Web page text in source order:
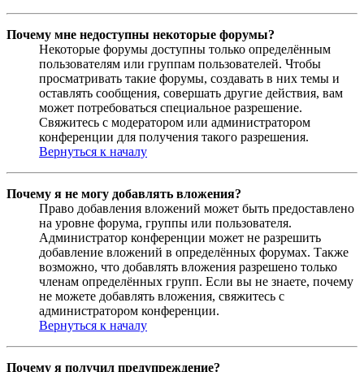
Почему мне недоступны некоторые форумы?
Некоторые форумы доступны только определённым
пользователям или группам пользователей. Чтобы
просматривать такие форумы, создавать в них темы и
оставлять сообщения, совершать другие действия, вам
может потребоваться специальное разрешение.
Свяжитесь с модератором или администратором
конференции для получения такого разрешения.
Вернуться к началу
Почему я не могу добавлять вложения?
Право добавления вложений может быть предоставлено
на уровне форума, группы или пользователя.
Администратор конференции может не разрешить
добавление вложений в определённых форумах. Также
возможно, что добавлять вложения разрешено только
членам определённых групп. Если вы не знаете, почему
не можете добавлять вложения, свяжитесь с
администратором конференции.
Вернуться к началу
Почему я получил предупреждение?